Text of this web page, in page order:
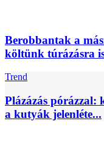
Berobbantak a
költünk túrázásra
Trend
Plázázás
a kutyák jelenléte...